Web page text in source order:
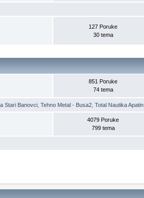
127 Poruke
30 tema
851 Poruke
74 tema
Stari Banovci Tehno Metal - Busa2 Total Nautika Apatin
4079 Poruke
799 tema